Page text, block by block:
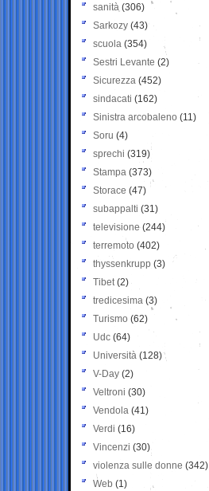
sanità (306)
Sarkozy (43)
scuola (354)
Sestri Levante (2)
Sicurezza (452)
sindacati (162)
Sinistra arcobaleno (11)
Soru (4)
sprechi (319)
Stampa (373)
Storace (47)
subappalti (31)
televisione(244)
terremoto (402)
thyssenkrupp (3)
Tibet(2)
tredicesima (3)
Turismo (62)
Udc (64)
Università (128)
V-Day (2)
Veltroni (30)
Vendola (41)
Verdi (16)
Vincenzi (30)
violenza sulle donne (342)
Web (1)